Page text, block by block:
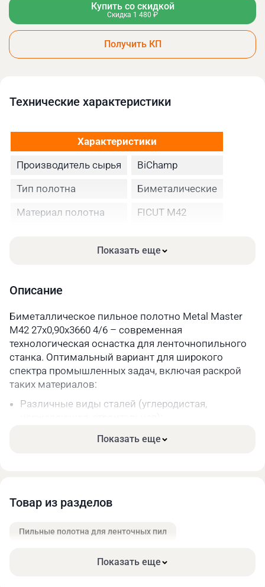
Купить со скидкой
Скидка 1 480 ₽
Получить КП
Технические xарактеристики
Характеристики
Производитель сырья
BiChamp
Тип полотна
Биметалические
Материал полотна
FICUT М42
Параметры упакованного товара
Вес, кг
0,2
Длина, мм
330
Ширина, мм
330
Показать еще
Описание
Биметаллическое пильное полотно Metal Master
M42 27х0,90х3660 4/6 – современная
технологическая оснастка для ленточнопильного
станка. Оптимальный вариант для широкого
спектра промышленных задач, включая раскрой
таких материалов:
Различные виды сталей (углеродистая,
Цветные металлы и их сплавы.
из качественной быстрорежущей стали.
при высоких нагрузках.
снижение вибрационного воздействия на станок.
Эффективность. Простая резка труб, профилей, а
Показать еще
Товар из разделов
Пильные полотна для ленточных пил
Показать еще